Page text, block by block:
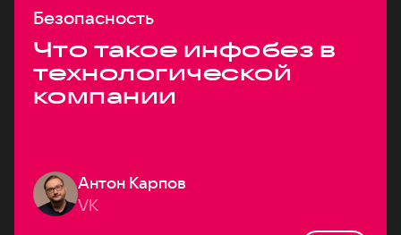
Безопасность
Что такое инфобез в
технологической
компании
Антон Карпов
VK